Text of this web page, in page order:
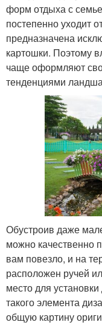
форм отдыха с
постепенно уходит
предназначена
картошки. Поэтому
чаще оформляют
тенденциями
Обустроив даже
можно качественно
вам повезло, и на
расположен ручей
место для
такого элемента
общую картину